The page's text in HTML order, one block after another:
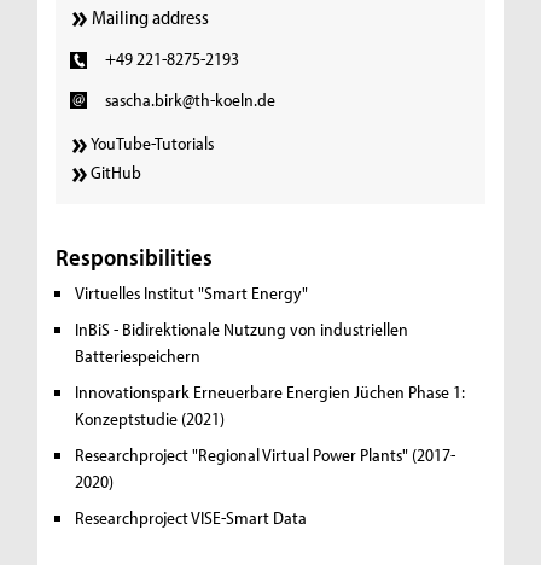
Mailing address
+49 221-8275-2193
sascha.birk@th-koeln.de
YouTube-Tutorials
GitHub
Responsibilities
Virtuelles Institut "Smart Energy"
InBiS - Bidirektionale Nutzung von industriellen
Batteriespeichern
Innovationspark Erneuerbare Energien Jüchen Phase 1:
Konzeptstudie (2021)
Researchproject "Regional Virtual Power Plants" (2017-
2020)
Researchproject VISE-Smart Data